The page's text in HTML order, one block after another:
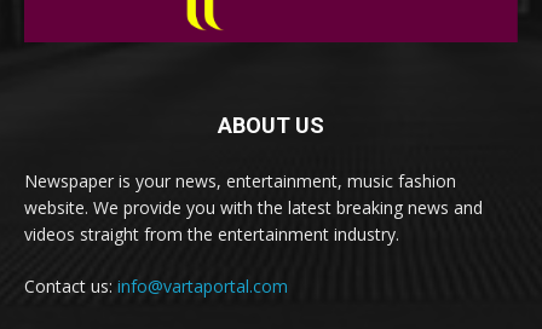
ABOUT US
Newspaper is your news, entertainment, music fashion
website. We provide you with the latest breaking news and
videos straight from the entertainment industry.
Contact us: info@vartaportal.com